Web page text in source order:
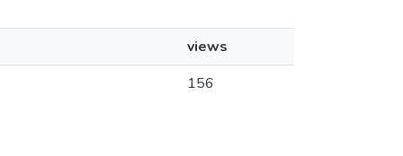
views
156